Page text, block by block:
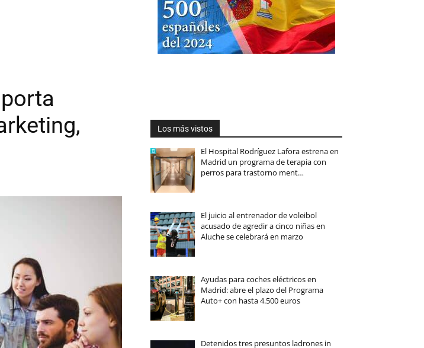
Los más vistos
El Hospital Rodríguez Lafora estrena en
Madrid un programa de terapia con
perros para trastorno ment…
El juicio al entrenador de voleibol
acusado de agredir a cinco niñas en
Aluche se celebrará en marzo
Ayudas para coches eléctricos en
Madrid: abre el plazo del Programa
Auto+ con hasta 4.500 euros
Detenidos tres presuntos ladrones in